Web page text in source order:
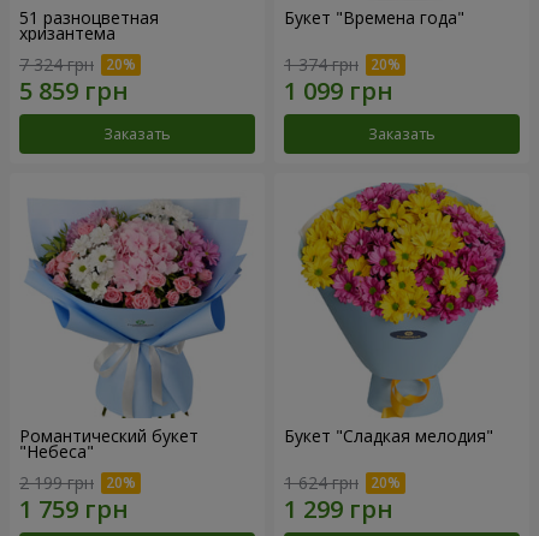
51 разноцветная
хризантема
7 324 грн
Заказать
Букет "Времена года"
1 374 грн
Заказать
Романтический букет
"Небеса"
2 199 грн
Букет "Сладкая мелодия"
1 624 грн